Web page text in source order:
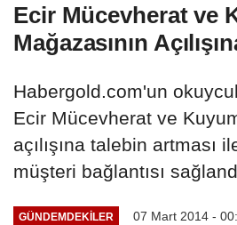
Ecir Mücevherat ve
Mağazasının
Habergold.com'un
Ecir Mücevherat ve
açılışına talebin artması
müşteri bağlantısı
GÜNDEMDEKILER 07 Mart 2014 -